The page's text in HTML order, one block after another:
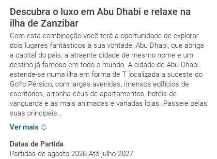
Descubra o luxo em Abu Dhabi e relaxe na
ilha de Zanzibar
Com esta combinação você terá a oportunidade de explorar
dois lugares fantásticos à sua vontade: Abu Dhabi, que abriga
a capital do país, a atraente cidade de mesmo nome e um
destino já famoso em todo o mundo. A cidade de Abu Dhabi
estende-se numa ilha em forma de T localizada a sudeste do
Golfo Pérsico, com largas avenidas, imensos edifícios de
escritórios, arranha-céus de apartamentos, hotéis de
vanguarda e as mais animadas e variadas lojas. Passeie pelas
suas principais...
Ver mais
Datas de Partida
Partidas de agosto 2026 Até julho 2027